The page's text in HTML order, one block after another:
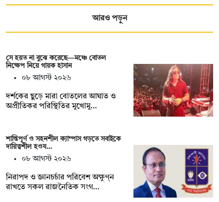
আরও পড়ুন
সে হয়ত না ‍বুঝে করেছে—মঞ্চে বোতল
নিক্ষেপ নিয়ে গায়ক হাসান
০৮ আগস্ট ২০২৬
দর্শকের ছুড়ে মারা বোতলের আঘাত ও
অপ্রীতিকর পরিস্থিতির মুখোমু…
শান্তিপূর্ণ ও সহনশীল ক্যাম্পাস গড়তে সবাইকে
দায়িত্বশীল হওয…
০৮ আগস্ট ২০২৬
নিরাপদ ও জ্ঞানচর্চার পরিবেশ অক্ষুণ্ন
রাখতে সকল রাজনৈতিক সংগ…